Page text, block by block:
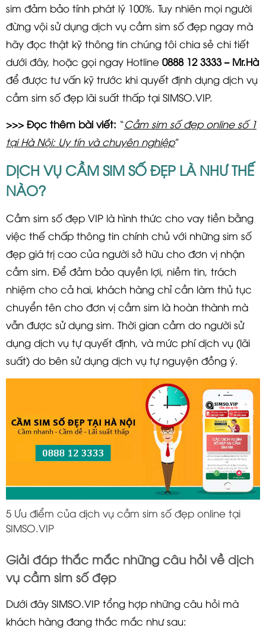
sim đảm bảo tính phát lý 100%. Tuy nhiên mọi người
đừng vội sử dụng dịch vụ cầm sim số đẹp ngay mà
hãy đọc thật kỹ thông tin chúng tôi chia sẻ chi tiết
dưới đây, hoặc gọi ngay Hotline 0888 12 3333– Mr.Hà
để được tư vấn kỹ trước khi quyết định dụng dịch vụ
cầm sim số đẹp lãi suất thấp tại SIMSO.VIP.
>>> Đọc thêm bài viết: “Cầm sim số đẹp online số 1
tại Hà Nội: Uy tín và chuyên nghiệp”
DỊCH VỤ CẦM SIM SỐ ĐẸP LÀ NHƯ THẾ
NÀO?
Cầm sim số đẹp VIP là hình thức cho vay tiền bằng
việc thế chấp thông tin chính chủ với những sim số
đẹp giá trị cao của người sở hữu cho đơn vị nhận
cầm sim. Để đảm bảo quyền lợi, niềm tin, trách
nhiệm cho cả hai, khách hàng chỉ cần làm thủ tục
chuyển tên cho đơn vị cầm sim là hoàn thành mà
vẫn được sử dụng sim. Thời gian cầm do người sử
dụng dịch vụ tự quyết định, và mức phí dịch vụ (lãi
suất) do bên sử dụng dịch vụ tự nguyện đồng ý.
5 Ưu điểm của dịch vụ cầm sim số đẹp online tại
SIMSO.VIP
Giải đáp thắc mắc những câu hỏi về dịch
vụ cầm sim số đẹp
Dưới đây SIMSO.VIP tổng hợp những câu hỏi mà
khách hàng đang thắc mắc như sau: